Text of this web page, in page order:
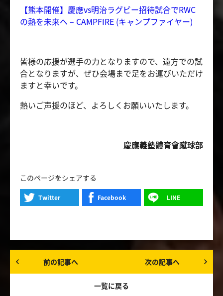
【熊本開催】慶應vs明治ラグビー招待試合でRWC
の熱を未来へ – CAMPFIRE (キャンプファイヤー)
皆様の応援が選手の力となりますので、遠方での試
合となりますが、ぜひ会場まで足をお運びいただけ
ますと幸いです。
熱いご声援のほど、よろしくお願いいたします。
慶應義塾體育會蹴球部
このページをシェアする
Twitter Facebook LINE
前の記事へ
一覧に戻る
次の記事へ